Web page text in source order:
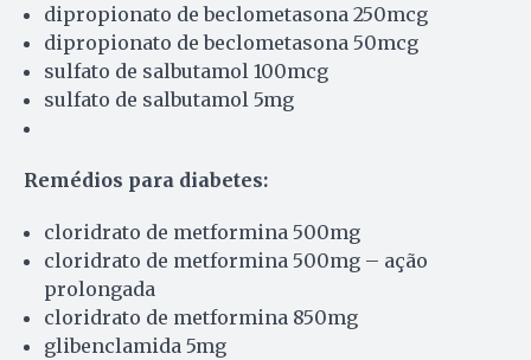
dipropionato de beclometasona 250mcg
dipropionato de beclometasona 50mcg
sulfato de salbutamol 100mcg
sulfato de salbutamol 5mg
Remédios para diabetes:
cloridrato de metformina 500mg
cloridrato de metformina 500mg – ação
prolongada
cloridrato de metformina 850mg
glibenclamida 5mg